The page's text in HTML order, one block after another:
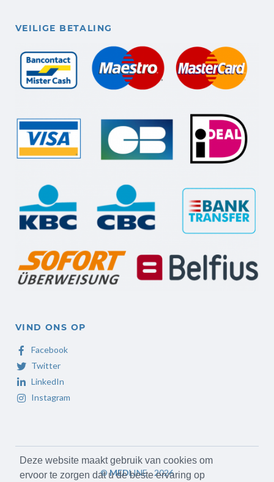
Deze website maakt gebruik van cookies om
ervoor te zorgen dat u de beste ervaring op
VEILIGE BETALING
VIND ONS OP
Facebook
Twitter
LinkedIn
Instagram
©MEDLINE - 2026